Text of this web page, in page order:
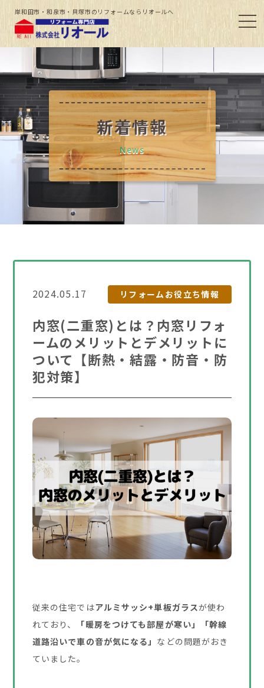
岸和田市・和泉市・貝塚市のリフォームならリオールへ
新着情報
News
2024.05.17 リフォームお役立ち情報
内窓(二重窓)とは？内窓リフォ
ームのメリットとデメリットに
ついて【断熱・結露・防音・防
犯対策】
従来の住宅ではアルミサッシ+単板ガラスが使わ
れており、
「暖房をつけても部屋が寒い」「幹線
道路沿いで車の音が気になる」 などの問題がおき
ていました。